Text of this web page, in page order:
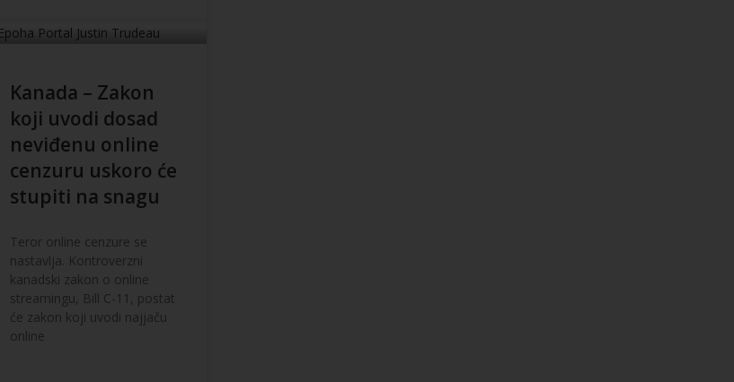
Kanada – Zakon
koji uvodi dosad
neviđenu online
cenzuru uskoro će
stupiti na snagu
Teror online cenzure se
nastavlja. Kontroverzni
kanadski zakon o online
streamingu, Bill C-11, postat
će zakon koji uvodi najjaču
online